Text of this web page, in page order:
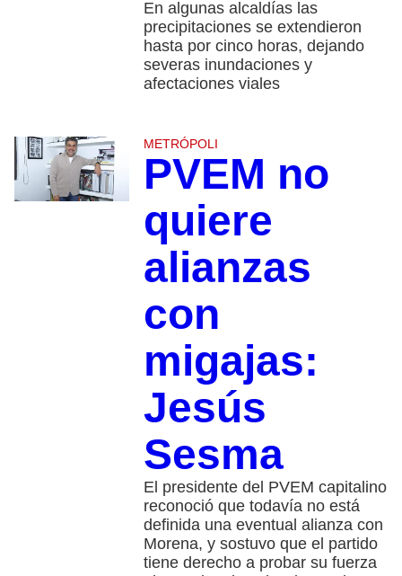
En algunas alcaldías las
precipitaciones se extendieron
hasta por cinco horas, dejando
severas inundaciones y
afectaciones viales
METRÓPOLI
PVEM no
quiere
alianzas
con
migajas:
Jesús
Sesma
El presidente del PVEM capitalino
reconoció que todavía no está
definida una eventual alianza con
Morena, y sostuvo que el partido
tiene derecho a probar su fuerza